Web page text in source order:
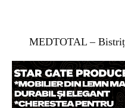
MEDTOTAL –